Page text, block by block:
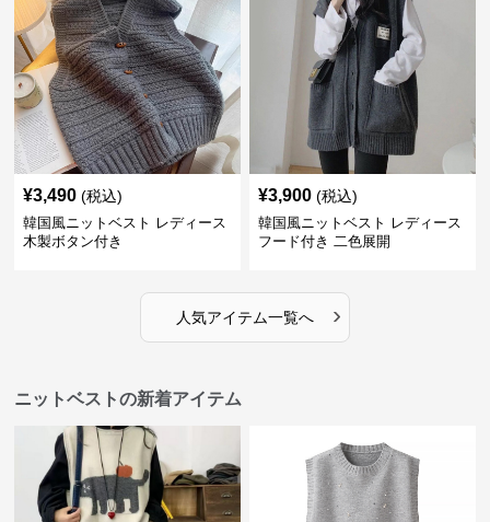
¥3,490 (税込)
韓国風ニットベスト レディース
木製ボタン付き
¥3,900 (税込)
韓国風ニットベスト レディース
フード付き 二色展開
人気アイテム一覧へ ›
ニットベストの新着アイテム